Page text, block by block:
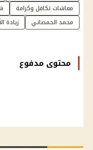
معاشات تكافل وكرامة
محمد الحمصاني
زيادة
محتوى مدفوع